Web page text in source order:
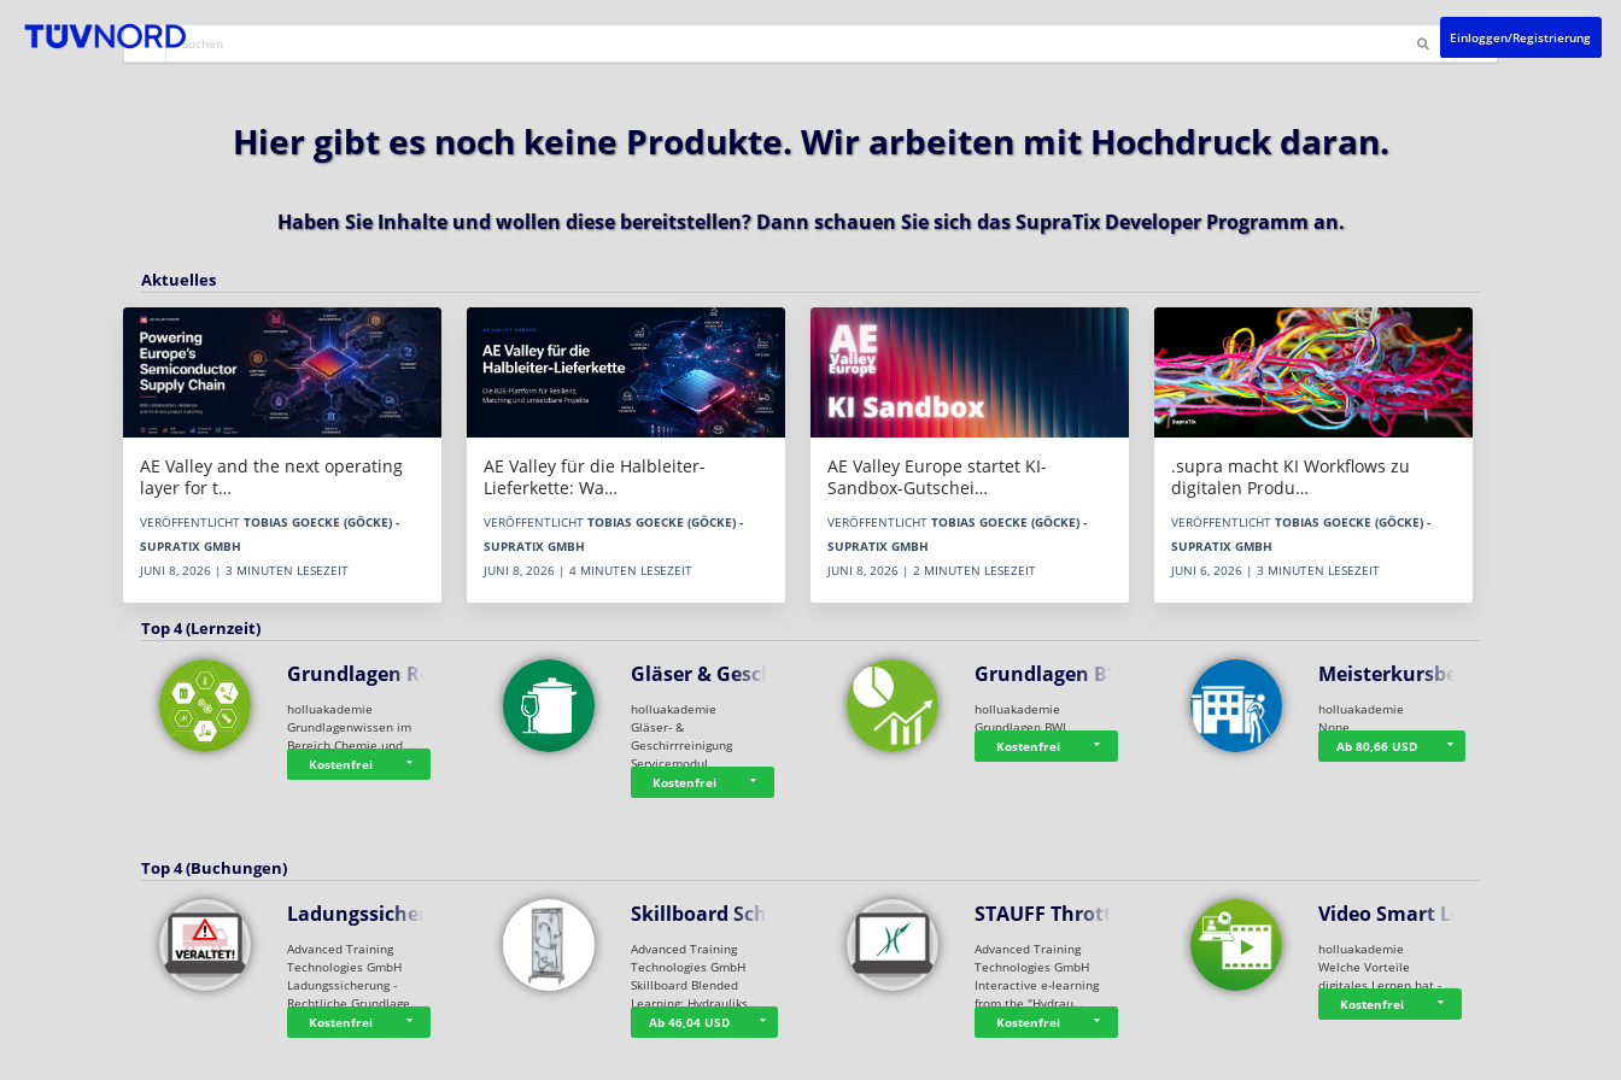
Einloggen/Registrierung
Hier gibt es noch keine Produkte. Wir arbeiten mit Hochdruck daran.
Haben Sie Inhalte und wollen diese bereitstellen? Dann schauen Sie sich dasSupraTix Developer Programman.
Aktuelles
AE Valley and the next operating
layer for t…
VERÖFFENTLICHT TOBIAS GOECKE (GÖCKE) -
SUPRATIX GMBH
JUNI 8, 2026 | 3 MINUTEN LESEZEIT
AE Valley für die Halbleiter-
Lieferkette: Wa…
VERÖFFENTLICHT TOBIAS GOECKE (GÖCKE) -
SUPRATIX GMBH
JUNI 8, 2026 | 4 MINUTEN LESEZEIT
AE Valley Europe startet KI-
Sandbox-Gutschei…
VERÖFFENTLICHT TOBIAS GOECKE (GÖCKE) -
SUPRATIX GMBH
JUNI 8, 2026 | 2 MINUTEN LESEZEIT
.supra macht KI Workflows zu
digitalen Produ…
VERÖFFENTLICHT TOBIAS GOECKE (GÖCKE) -
SUPRATIX GMBH
JUNI 6, 2026 | 3 MINUTEN LESEZEIT
Top 4 (Lernzeit)
Grundlagen Rein…
holluakademie
Grundlagenwissen im
Bereich Chemie und …
Kostenfrei
Gläser & Geschi…
holluakademie
Gläser- &
Geschirrreinigung
Servicemodul
Kostenfrei
Grundlagen BWL
holluakademie
Grundlagen BWL
Kostenfrei
Meisterkursbegl…
holluakademie
None
Ab 80,66 USD
Top 4 (Buchungen)
Ladungssicherung
Advanced Training
Technologies GmbH
Ladungssicherung -
Rechtliche Grundlage…
Kostenfrei
Skillboard Schl…
Advanced Training
Technologies GmbH
Skillboard Blended
Learning: Hydrauliks…
Ab 46,04 USD
STAUFF Throttle…
Advanced Training
Technologies GmbH
Interactive e-learning
from the "Hydrau…
Kostenfrei
Video Smart Lea…
holluakademie
Welche Vorteile
digitales Lernen hat - …
Kostenfrei